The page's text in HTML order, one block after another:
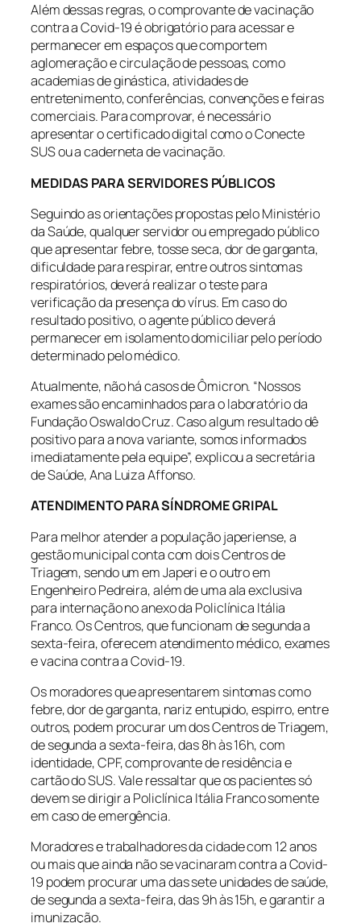
Além dessas regras, o comprovante de vacinação
contra a Covid-19 é obrigatório para acessar e
permanecer em espaços que comportem
aglomeração e circulação de pessoas, como
academias de ginástica, atividades de
entretenimento, conferências, convenções e feiras
comerciais. Para comprovar, é necessário
apresentar o certificado digital como o Conecte
SUS ou a caderneta de vacinação.
MEDIDAS PARA SERVIDORES PÚBLICOS
Seguindo as orientações propostas pelo Ministério
da Saúde, qualquer servidor ou empregado público
que apresentar febre, tosse seca, dor de garganta,
dificuldade para respirar, entre outros sintomas
respiratórios, deverá realizar o teste para
verificação da presença do vírus. Em caso do
resultado positivo, o agente público deverá
permanecer em isolamento domiciliar pelo período
determinado pelo médico.
Atualmente, não há casos de Ômicron. “Nossos
exames são encaminhados para o laboratório da
Fundação Oswaldo Cruz. Caso algum resultado dê
positivo para a nova variante, somos informados
imediatamente pela equipe”, explicou a secretária
de Saúde, Ana Luiza Affonso.
ATENDIMENTO PARA SÍNDROME GRIPAL
Para melhor atender a população japeriense, a
gestão municipal conta com dois Centros de
Triagem, sendo um em Japeri e o outro em
Engenheiro Pedreira, além de uma ala exclusiva
para internação no anexo da Policlínica Itália
Franco. Os Centros, que funcionam de segunda a
sexta-feira, oferecem atendimento médico, exames
e vacina contra a Covid-19.
Os moradores que apresentarem sintomas como
febre, dor de garganta, nariz entupido, espirro, entre
outros, podem procurar um dos Centros de Triagem,
de segunda a sexta-feira, das 8h às 16h, com
identidade, CPF, comprovante de residência e
cartão do SUS. Vale ressaltar que os pacientes só
devem se dirigir a Policlínica Itália Franco somente
em caso de emergência.
Moradores e trabalhadores da cidade com 12 anos
ou mais que ainda não se vacinaram contra a Covid-
19 podem procurar uma das sete unidades de saúde,
de segunda a sexta-feira, das 9h às 15h, e garantir a
imunização.